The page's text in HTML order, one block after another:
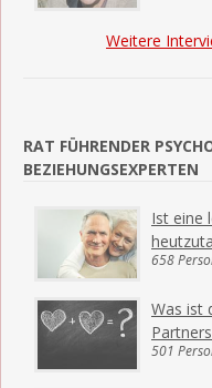
Weitere
RAT FÜHRENDER
BEZIEHUNGSEXPERTEN
Ist eine
658
Was ist
501